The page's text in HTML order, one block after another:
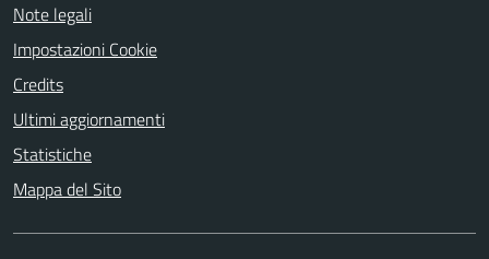
Note legali
Impostazioni Cookie
Credits
Ultimi aggiornamenti
Statistiche
Mappa del Sito